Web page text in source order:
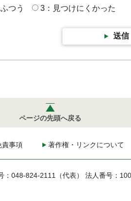
つう 3：見つけにくかった
送信
ページの先頭へ戻る
責事項 著作権・リンクについて
：048-824-2111（代表） 法人番号：